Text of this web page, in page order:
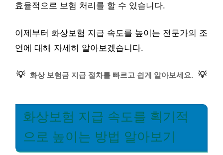
효율적으로 보험 처리를 할 수 있습니다.
이제부터 화상보험 지급 속도를 높이는 전문가의 조
언에 대해 자세히 알아보겠습니다.
💡 화상 보험금 지급 절차를 빠르고 쉽게 알아보세요. 💡
화상보험 지급 속도를 획기적
으로 높이는 방법 알아보기